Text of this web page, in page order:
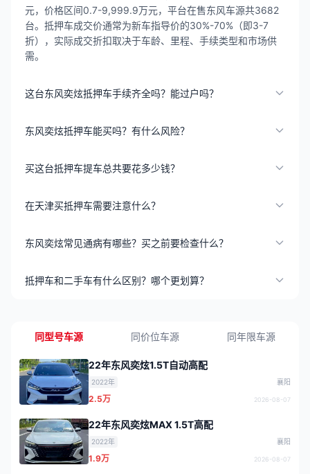
元，价格区间0.7-9,999.9万元，平台在售东风车源共3682
台。抵押车成交价通常为新车指导价的30%-70%（即3-7
折），实际成交折扣取决于车龄、里程、手续类型和市场供
需。
这台东风奕炫抵押车手续齐全吗？能过户吗？
东风奕炫抵押车能买吗？有什么风险？
买这台抵押车提车总共要花多少钱？
在天津买抵押车需要注意什么？
东风奕炫常见通病有哪些？买之前要检查什么？
抵押车和二手车有什么区别？哪个更划算？
同型号车源 同价位车源 同年限车源
22年东风奕炫1.5T自动高配
2022年 襄阳
2.5万 2026-08-07
22年东风奕炫MAX 1.5T高配
2022年 襄阳
1.9万 2026-08-07